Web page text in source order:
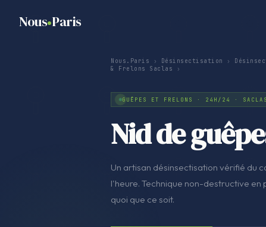
Nous Paris
Nous.Paris › Désinsectisation ›
& Frelons Saclas ›
GUÊPES ET FRELONS · 24H/24 · SACLAS
Nid de
Un artisan désinsectisation vérifié du
l'heure. Technique non-destructive
quoi que ce soit.